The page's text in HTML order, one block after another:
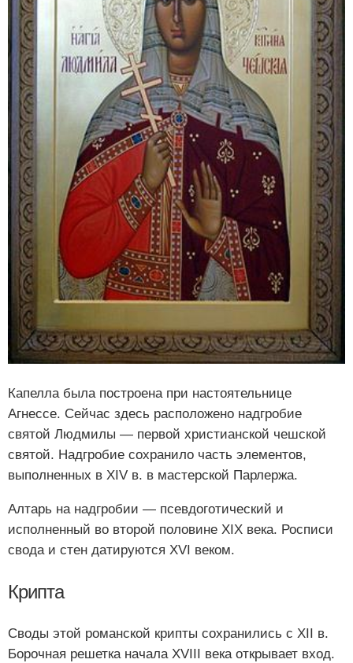
Капелла была построена при настоятельнице
Агнессе. Сейчас здесь расположено надгробие
святой Людмилы — первой христианской чешской
святой. Надгробие сохранило часть элементов,
выполненных в XIV в. в мастерской Парлержа.
Алтарь на надгробии — псевдоготический и
исполненный во второй половине XIX века. Росписи
свода и стен датируются XVI веком.
Крипта
Своды этой романской крипты сохранились с XII в.
Борочная решетка начала XVIII века открывает вход.